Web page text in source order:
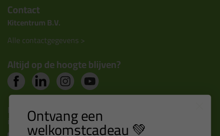
Contact
Kitcentrum B.V.
Alle contactgegevens >
Altijd op de hoogte blijven?
Nieuws, tips en exclusieve deals rechtstreeks in je
inbox Ontvang een
welkomstcadeau 💚